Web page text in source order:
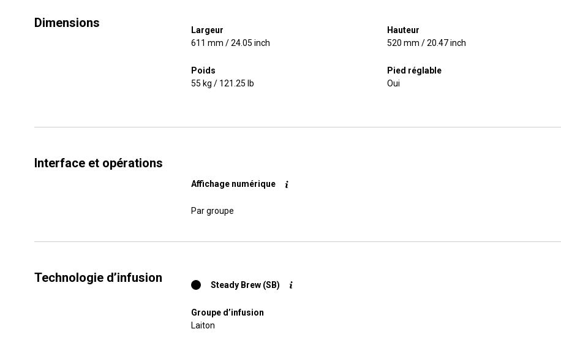
Dimensions
Largeur
611 mm / 24.05 inch
Hauteur
520 mm / 20.47 inch
Poids
55 kg / 121.25 lb
Pied réglable
Oui
Interface et opérations
Affichage numérique
Par groupe
Technologie d’infusion Steady Brew (SB)
Groupe d’infusion
Laiton